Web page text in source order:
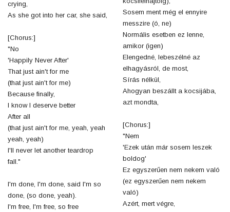
crying,
As she got into her car, she said,
[Chorus:]
"No
'Happily Never After'
That just ain't for me
(that just ain't for me)
Because finally,
I know I deserve better
After all
(that just ain't for me, yeah, yeah
yeah, yeah)
I'll never let another teardrop
fall."
I'm done, I'm done, said I'm so
done, (so done, yeah).
I'm free, I'm free, so free
Sosem ment még el ennyire
messzire (ó, ne)
Normális esetben ez lenne,
amikor (igen)
Elengedné, lebeszélné az
elhagyásról, de most,
Sírás nélkül,
Ahogyan beszállt a kocsijába,
azt mondta,
[Chorus:]
"Nem
'Ezek után már sosem leszek
boldog'
Ez egyszerűen nem nekem való
(ez egyszerűen nem nekem
való)
Azért, mert végre,